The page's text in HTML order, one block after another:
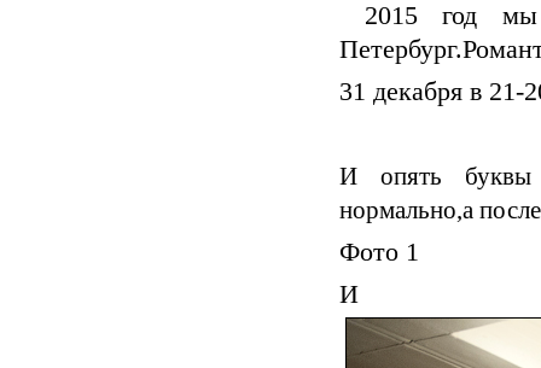
2015 год мы
31 декабря в 21-
И опять буквы
нормально,а
Фото 1
И